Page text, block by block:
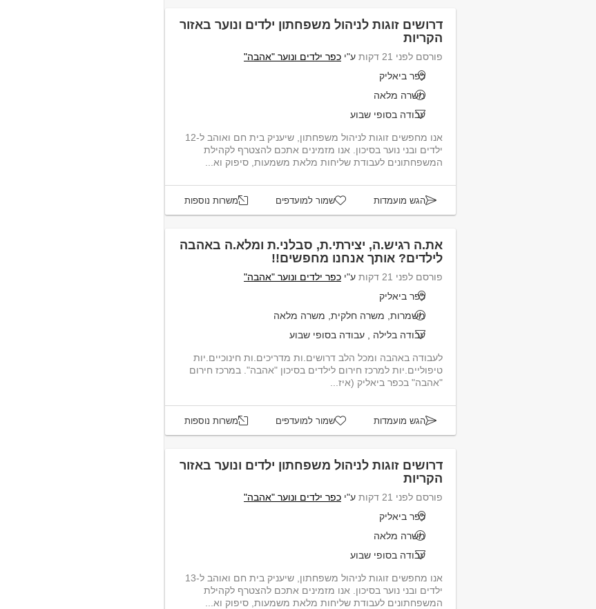
דרושים זוגות לניהול משפחתון ילדים ונוער באזור
הקריות
פורסם לפני 21 דקות ע"י כפר ילדים ונוער "אהבה"
כפר ביאליק
משרה מלאה
עבודה בסופי שבוע
אנו מחפשים זוגות לניהול משפחתון, שיעניק בית חם ואוהב ל-12
ילדים ובני נוער בסיכון. אנו מזמינים אתכם להצטרף לקהילת
המשפחתונים לעבודת שליחות מלאת משמעות, סיפוק וא...
הגש מועמדות שמור למועדפים משרות נוספות
את.ה רגיש.ה, יצירתי.ת, סבלני.ת ומלא.ה באהבה
לילדים? אותך אנחנו מחפשים!!
פורסם לפני 21 דקות ע"י כפר ילדים ונוער "אהבה"
כפר ביאליק
משמרות, משרה חלקית, משרה מלאה
עבודה בלילה
עבודה בסופי שבוע
לעבודה באהבה ומכל הלב דרושים.ות מדריכים.ות חינוכיים.יות
טיפוליים.יות למרכז חירום לילדים בסיכון "אהבה". במרכז חירום
"אהבה" בכפר ביאליק (איז...
הגש מועמדות שמור למועדפים משרות נוספות
דרושים זוגות לניהול משפחתון ילדים ונוער באזור
הקריות
פורסם לפני 21 דקות ע"י כפר ילדים ונוער "אהבה"
כפר ביאליק
משרה מלאה
עבודה בסופי שבוע
אנו מחפשים זוגות לניהול משפחתון, שיעניק בית חם ואוהב ל-13
ילדים ובני נוער בסיכון. אנו מזמינים אתכם להצטרף לקהילת
המשפחתונים לעבודת שליחות מלאת משמעות, סיפוק וא...